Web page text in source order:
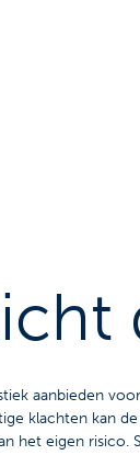
aanbieden
klachten kan
het eigen risico.